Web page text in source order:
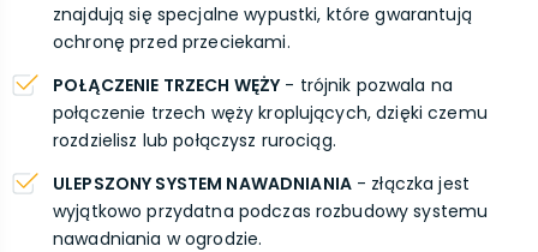
znajdują się specjalne wypustki, które gwarantują
ochronę przed przeciekami.
POŁĄCZENIE TRZECH WĘŻY - trójnik pozwala na
połączenie trzech węży kroplujących, dzięki czemu
rozdzielisz lub połączysz rurociąg.
ULEPSZONY SYSTEM NAWADNIANIA- złączka jest
wyjątkowo przydatna podczas rozbudowy systemu
nawadniania w ogrodzie.